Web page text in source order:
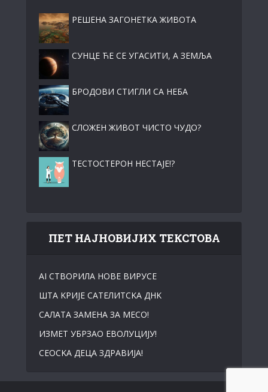
РЕШЕНА ЗАГОНЕТКА ЖИВОТА
СУНЦЕ ЋЕ СЕ УГАСИТИ, А ЗЕМЉА
БРОДОВИ СТИГЛИ СА НЕБА
СЛОЖЕН ЖИВОТ ЧИСТО ЧУДО?
ТЕСТОСТЕРОН НЕСТАЈЕ!?
ПЕТ НАЈНОВИЈИХ ТЕКСТОВА
АI СТВОРИЛА НОВЕ ВИРУСЕ
ШТА KРИЈЕ САТЕЛИТСKА ДНK
САЛАТА ЗАМЕНА ЗА МЕСО!
ИЗМЕТ УБРЗАО ЕВОЛУЦИЈУ!
СЕОСKА ДЕЦА ЗДРАВИЈА!